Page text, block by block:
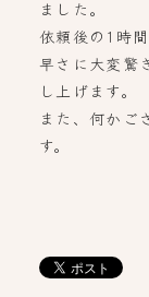
ました。
依頼後の1時
早さに大変驚
し上げます。
また、何かご
す。